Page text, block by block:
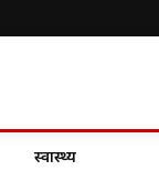
स्वास्थ्य